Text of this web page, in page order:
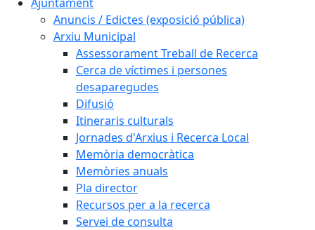
Anuncis / Edictes (exposició pública)
Arxiu Municipal
Assessorament Treball de Recerca
Cerca de víctimes i persones
desaparegudes
Difusió
Itineraris culturals
Jornades d'Arxius i Recerca Local
Memòria democràtica
Memòries anuals
Pla director
Recursos per a la recerca
Servei de consulta